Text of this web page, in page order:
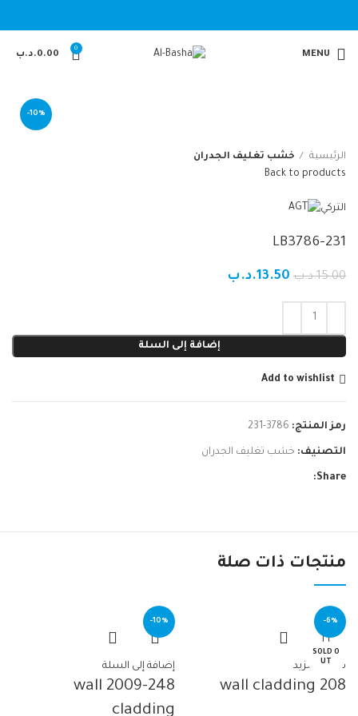
MENU
0
0.00.د.ب
-10%
الرئيسية
خشب تغليف الجدران
Back to products
التركي
LB3786-231
15.00.د.ب 13.50.د.ب
إضافة إلى السلة
Add to wishlist
رمز المنتج: 3786-231
التصنيف: خشب تغليف الجدران
Share:
منتجات ذات صلة
-6%
SOLD O
UT
قراءة المزيد
208 wall cladding
-10%
إضافة إلى السلة
2009-248 wall
cladding